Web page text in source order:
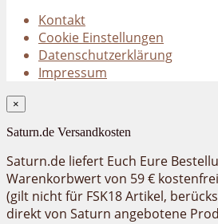
Kontakt
Cookie Einstellungen
Datenschutzerklärung
Impressum
×
Saturn.de Versandkosten
Saturn.de liefert Euch Eure
Warenkorbwert von 59 €
(gilt nicht für FSK18 Artikel,
direkt von Saturn angebotene